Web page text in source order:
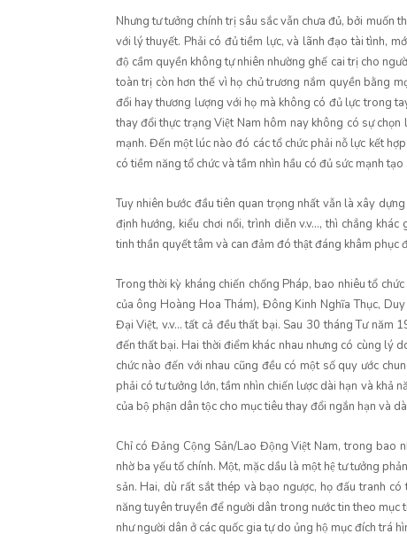
Nhưng tư tưởng chính trị sâu sắc vẫn chưa đủ, bởi muốn
với lý thuyết. Phải có đủ tiềm lực, và lãnh đạo tài tình,
độ cầm quyền không tự nhiên nhường ghế cai trị cho
toàn trị còn hơn thế vì họ chủ trương nắm quyền bằng
đổi hay thương lượng với họ mà không có đủ lực trong
thay đổi thực trạng Việt Nam hôm nay không có sự
mạnh. Đến một lúc nào đó các tổ chức phải nỗ lực kết
có tiềm năng tổ chức và tầm nhìn hầu có đủ sức mạnh
Tuy nhiên bước đầu tiên quan trọng nhất vẫn là xây
định hướng, kiểu chơi nổi, trình diễn v.v..., thì chẳng
tinh thần quyết tâm và can đảm đó thật đáng khâm phục
Trong thời kỳ kháng chiến chống Pháp, bao nhiêu tổ
của ông Hoàng Hoa Thám), Đông Kinh Nghĩa Thục,
Đại Việt, v.v... tất cả đều thất bại. Sau 30 tháng Tư năm
đến thất bại. Hai thời điểm khác nhau nhưng có cùng lý
chức nào đến với nhau cũng đều có một số quy ước
phải có tư tưởng lớn, tầm nhìn chiến lược dài hạn và khả
của bộ phận dân tộc cho mục tiêu thay đổi ngắn hạn và
Chỉ có Đảng Cộng Sản/Lao Động Việt Nam, trong bao
nhờ ba yếu tố chính. Một, mặc dầu là một hệ tư tưởng
sản. Hai, dù rất sắt thép và bạo ngược, họ đấu tranh
năng tuyên truyền để người dân trong nước tin theo mục
như người dân ở các quốc gia tự do ủng hộ mục đích trá